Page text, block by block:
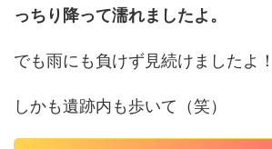
っちり降って濡れましたよ。
でも雨にも負けず見続けましたよ
しかも遺跡内も歩いて（笑）